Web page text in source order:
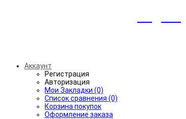
Аккаунт
Регистрация
Авторизация
Мои Закладки (0)
Список сравнения (0)
Корзина покупок
Оформление заказа